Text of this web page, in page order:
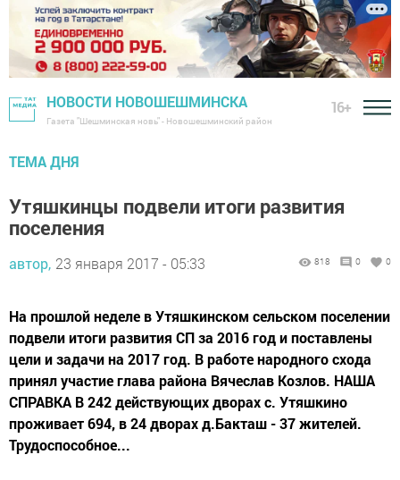
НОВОСТИ НОВОШЕШМИНСКА
Газета "Шешминская новь" - Новошешминский район
16+
ТЕМА ДНЯ
Утяшкинцы подвели итоги развития
поселения
автор, 23 января 2017 - 05:33 818 0 0
На прошлой неделе в Утяшкинском сельском поселении
подвели итоги развития СП за 2016 год и поставлены
цели и задачи на 2017 год. В работе народного схода
принял участие глава района Вячеслав Козлов. НАША
СПРАВКА В 242 действующих дворах с. Утяшкино
проживает 694, в 24 дворах д.Бакташ - 37 жителей.
Трудоспособное...